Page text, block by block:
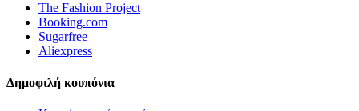
The Fashion Project
Booking.com
Sugarfree
Aliexpress
Δημοφιλή κουπόνια